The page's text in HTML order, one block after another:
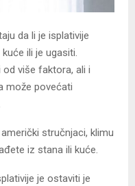
da li je isplativije
ili je ugasiti.
više faktora, ali i
može povećati
stručnjaci, klimu
iz stana ili kuće.
je ostaviti je